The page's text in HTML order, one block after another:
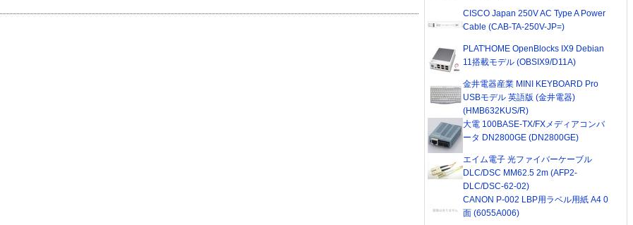
CISCO Japan 250V AC Type A Power
Cable (CAB-TA-250V-JP=)
PLAT'HOME OpenBlocks IX9 Debian
11搭載モデル (OBSIX9/D11A)
金井電器産業 MINI KEYBOARD Pro
USBモデル 英語版 (金井電器)
(HMB632KUS/R)
大電 100BASE-TX/FXメディアコンバ
ータ DN2800GE (DN2800GE)
エイム電子 光ファイバーケーブル
DLC/DSC MM62.5 2m (AFP2-
DLC/DSC-62-02)
CANON P-002 LBP用ラベル用紙 A4 0
面 (6055A006)